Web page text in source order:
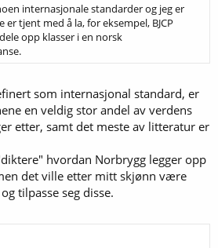
internasjonale standarder og jeg er
er tjent med å la, for eksempel, BJCP
opp klasser i en norsk
som internasjonal standard, er
en veldig stor andel av verdens
etter, samt det meste av litteratur er
hvordan Norbrygg legger opp
det ville etter mitt skjønn være
tilpasse seg disse.